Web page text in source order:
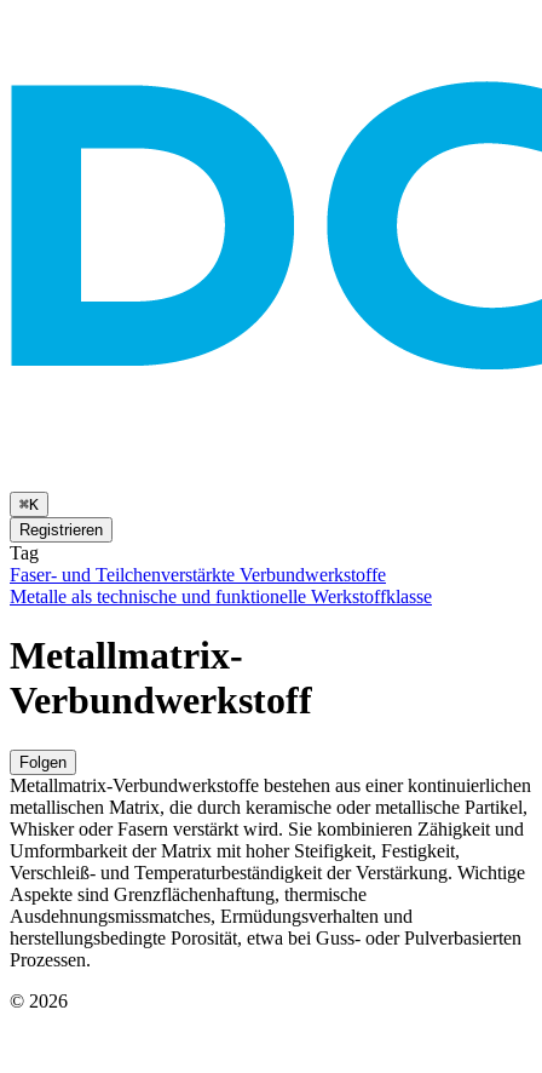
⌘K
Registrieren
Tag
Faser- und Teilchenverstärkte Verbundwerkstoffe
Metalle als technische und funktionelle Werkstoffklasse
Metallmatrix-
Verbundwerkstoff
Folgen
Metallmatrix-Verbundwerkstoffe bestehen aus einer kontinuierlichen
metallischen Matrix, die durch keramische oder metallische Partikel,
Whisker oder Fasern verstärkt wird. Sie kombinieren Zähigkeit und
Umformbarkeit der Matrix mit hoher Steifigkeit, Festigkeit,
Verschleiß- und Temperaturbeständigkeit der Verstärkung. Wichtige
Aspekte sind Grenzflächenhaftung, thermische
Ausdehnungsmissmatches, Ermüdungsverhalten und
herstellungsbedingte Porosität, etwa bei Guss- oder Pulverbasierten
Prozessen.
© 2026